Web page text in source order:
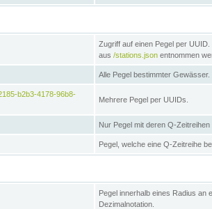
Zugriff auf einen Pegel per
aus /stations.json entnommen
Alle Pegel bestimmter Gewässer.
b2b3-4178-96b8-
Mehrere Pegel per UUIDs.
Nur Pegel mit deren Q-Zeitreihen
Pegel, welche eine Q-Zeitreihe
Pegel innerhalb eines Radius an
Dezimalnotation.